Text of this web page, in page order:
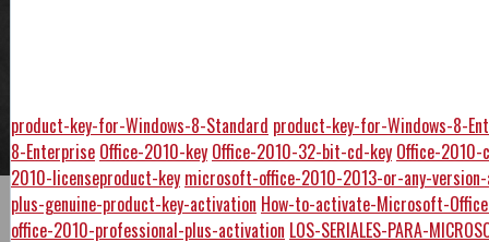
product-key-for-Windows-8-Standard product-key-for-Windows-8-
8-Enterprise Office-2010-key Office-2010-32-bit-cd-key Office-2010-
2010-licenseproduct-key microsoft-office-2010-2013-or-any-version-
plus-genuine-product-key-activation How-to-activate-Microsoft-
office-2010-professional-plus-activation LOS-SERIALES-PARA-